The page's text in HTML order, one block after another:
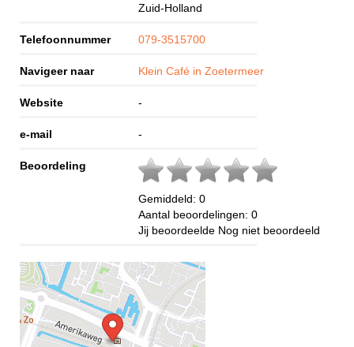
Zuid-Holland
Telefoonnummer 079-3515700
Navigeer naar Klein Café in Zoetermeer
Website -
e-mail -
Beoordeling
Gemiddeld: 0
Aantal beoordelingen: 0
Jij beoordeelde Nog niet beoordeeld